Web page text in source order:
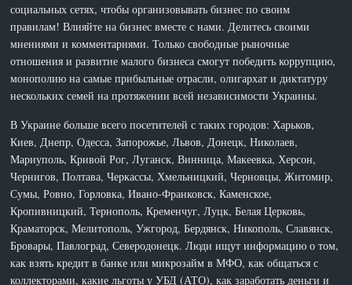
социальных сетях, чтобы организовывать бизнес по своим
правилам! Влияйте на бизнес вместе с нами. Делитесь своими
мнениями и комментариями. Только свободные рыночные
отношения и развитие малого бизнеса смогут победить коррупцию,
монополию на самые прибыльные отрасли, олигархат и диктатуру
нескольких семей на протяжении всей независимости Украины.
В Украине больше всего посетителей с таких городов: Харьков,
Киев, Днепр, Одесса, Запорожье, Львов, Донецк, Николаев,
Мариуполь, Кривой Рог, Луганск, Винница, Макеевка, Херсон,
Чернигов, Полтава, Черкассы, Хмельницкий, Черновцы, Житомир,
Сумы, Ровно, Горловка, Ивано-Франковск, Каменское,
Кропивницкий, Тернополь, Кременчуг, Луцк, Белая Церковь,
Краматорск, Мелитополь, Ужгород, Бердянск, Никополь, Славянск,
Бровары, Павлоград, Северодонецк. Люди ищут информацию о том,
как взять кредит в банке или микрозайм в МФО, как общаться с
коллекторами, какие льготы у УБД (АТО), как заработать деньги и